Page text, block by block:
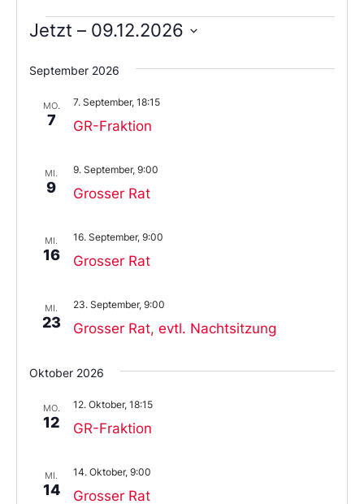
Jetzt – 09.12.2026
Sie
das
aus.
September 2026
MO.
7 GR-Fraktion
7. September, 18:15
MI.
9 Grosser Rat
9. September, 9:00
MI.
16 Grosser Rat
16. September, 9:00
MI.
23 Grosser Rat, evtl. Nachtsitzung
23. September, 9:00
Oktober 2026
MO.
12 GR-Fraktion
12. Oktober, 18:15
MI.
14 Grosser Rat
14. Oktober, 9:00